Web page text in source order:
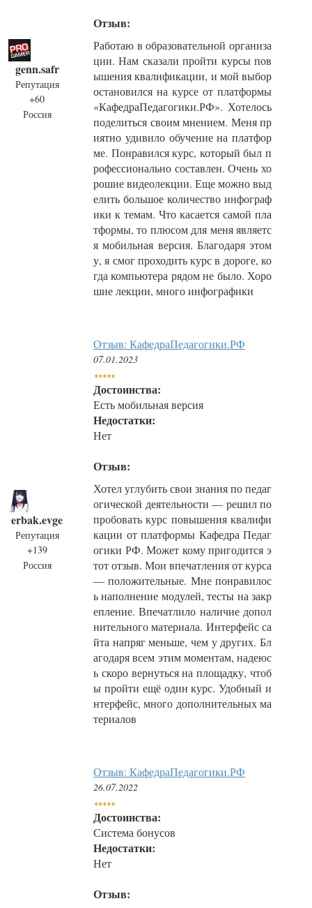
genn.safr
Репутация
+60
Россия
Отзыв:
Работаю в образовательной организа
ции. Нам сказали пройти курсы пов
ышения квалификации, и мой выбор
остановился на курсе от платформы
«КафедраПедагогики.РФ». Хотелось
поделиться своим мнением. Меня пр
иятно удивило обучение на платфор
ме. Понравился курс, который был п
рофессионально составлен. Очень хо
рошие видеолекции. Еще можно выд
елить большое количество инфограф
ики к темам. Что касается самой пла
тформы, то плюсом для меня являетс
я мобильная версия. Благодаря этом
у, я смог проходить курс в дороге, ко
гда компьютера рядом не было. Хоро
шие лекции, много инфографики
erbak.evge
Репутация
+139
Россия
Отзыв: КафедраПедагогики.РФ
07.01.2023
Достоинства:
Есть мобильная версия
Недостатки:
Нет
Отзыв:
Хотел углубить свои знания по педаг
огической деятельности — решил по
пробовать курс повышения квалифи
кации от платформы Кафедра Педаг
огики РФ. Может кому пригодится э
тот отзыв. Мои впечатления от курса
— положительные. Мне понравилос
ь наполнение модулей, тесты на закр
епление. Впечатлило наличие допол
нительного материала. Интерфейс са
йта напряг меньше, чем у других. Бл
агодаря всем этим моментам, надеюс
ь скоро вернуться на площадку, чтоб
ы пройти ещё один курс. Удобный и
нтерфейс, много дополнительных ма
териалов
Отзыв: КафедраПедагогики.РФ
26.07.2022
Достоинства:
Система бонусов
Недостатки:
Нет
Отзыв: